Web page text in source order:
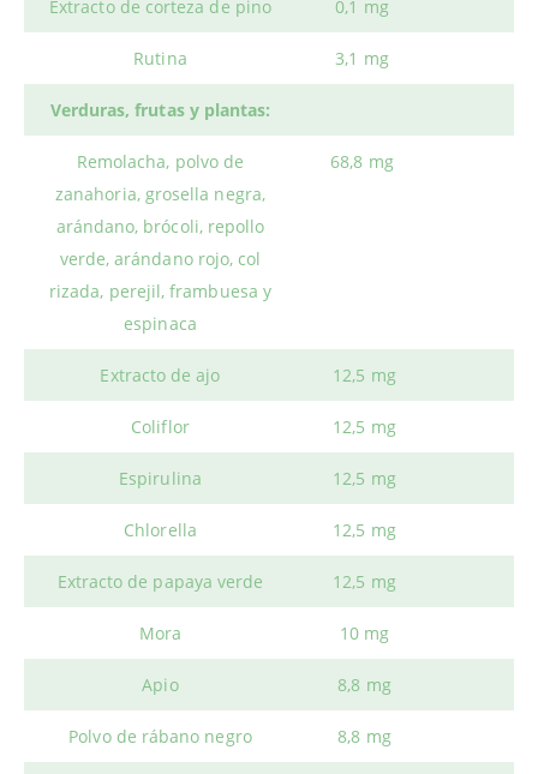
Extracto de corteza de pino 0,1 mg
Rutina 3,1 mg
Verduras, frutas y plantas:
Remolacha, polvo de
zanahoria, grosella negra,
arándano, brócoli, repollo
verde, arándano rojo, col
rizada, perejil, frambuesa y
espinaca
68,8 mg
Extracto de ajo 12,5 mg
Coliflor 12,5 mg
Espirulina 12,5 mg
Chlorella 12,5 mg
Extracto de papaya verde 12,5 mg
Mora 10 mg
Apio 8,8 mg
Polvo de rábano negro 8,8 mg